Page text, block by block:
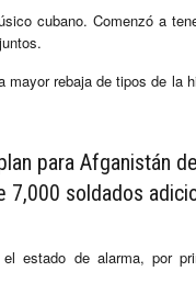
cubano. Comenzó a
mayor rebaja de tipos de la
para Afganistán
7,000 soldados
estado de alarma, por